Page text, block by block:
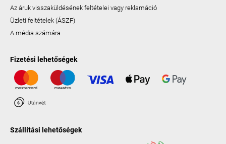
Az áruk visszaküldésének feltételei vagy reklamáció
Üzleti feltételek (ÁSZF)
A média számára
Fizetési lehetőségek
Szállítási lehetőségek